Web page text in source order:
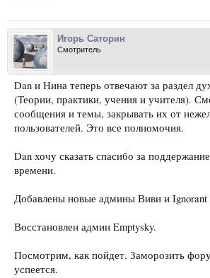
Игорь Саторин
Смотритель
Dan и Нина теперь отвечают за раздел
(Теории, практики, учения и учителя).
сообщения и темы, закрывать их от
пользователей. Это все полномочия.
Dan хочу сказать спасибо за
времени.
Добавлены новые админы Виви и Ignorant
Восстановлен админ Emptysky.
Посмотрим, как пойдет. Заморозить
успеется.